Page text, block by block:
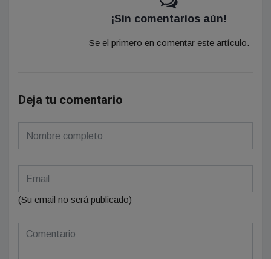
¡Sin comentarios aún!
Se el primero en comentar este artículo.
Deja tu comentario
(Su email no será publicado)